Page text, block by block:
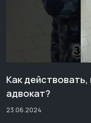
Как
адвокат?
23.06.2024